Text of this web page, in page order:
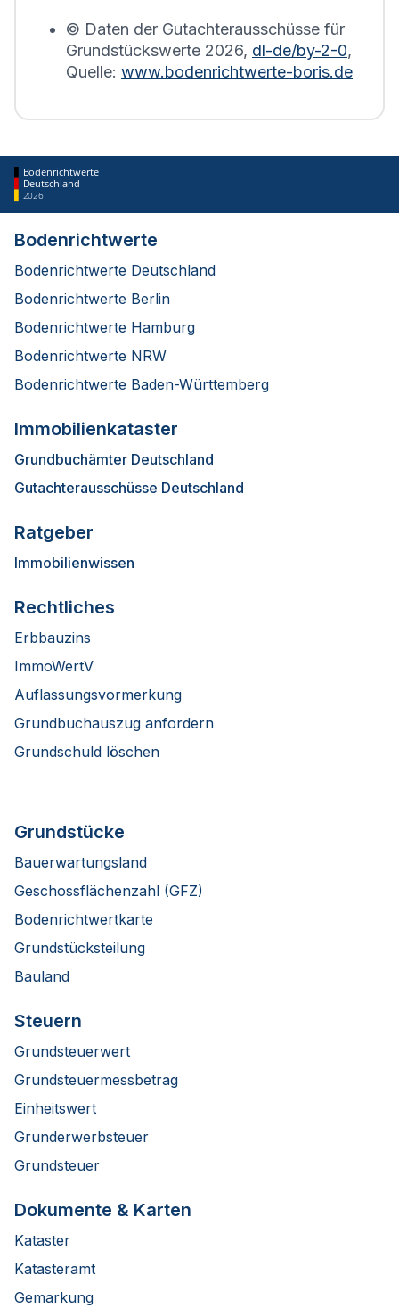
© Daten der Gutachterausschüsse für
Grundstückswerte 2026, dl-de/by-2-0,
Quelle: www.bodenrichtwerte-boris.de
Bodenrichtwerte
Deutschland
2026
Bodenrichtwerte
Bodenrichtwerte Deutschland
Bodenrichtwerte Berlin
Bodenrichtwerte Hamburg
Bodenrichtwerte NRW
Bodenrichtwerte Baden-Württemberg
Immobilienkataster
Grundbuchämter Deutschland
Gutachterausschüsse Deutschland
Ratgeber
Immobilienwissen
Rechtliches
Erbbauzins
ImmoWertV
Auflassungsvormerkung
Grundbuchauszug anfordern
Grundschuld löschen
Grundstücke
Bauerwartungsland
Geschossflächenzahl (GFZ)
Bodenrichtwertkarte
Grundstücksteilung
Bauland
Steuern
Grundsteuerwert
Grundsteuermessbetrag
Einheitswert
Grunderwerbsteuer
Grundsteuer
Dokumente & Karten
Kataster
Katasteramt
Gemarkung